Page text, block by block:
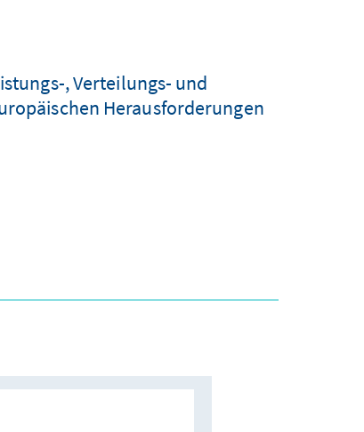
, Verteilungs- und
Herausforderungen